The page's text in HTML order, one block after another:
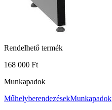
Rendelhető termék
168 000 Ft
Munkapadok
MűhelyberendezésekMunkapadok